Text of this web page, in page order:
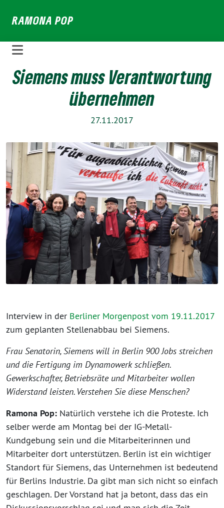
zumRAMONA POP
Siemens muss Verantwortung
übernehmen
27.11.2017
Interview in der Berliner Morgenpost vom 19.11.2017
zum geplanten Stellenabbau bei Siemens.
Frau Senatorin, Siemens will in Berlin 900 Jobs streichen
und die Fertigung im Dynamowerk schließen.
Gewerkschafter, Betriebsräte und Mitarbeiter wollen
Widerstand leisten. Verstehen Sie diese Menschen?
Ramona Pop: Natürlich verstehe ich die Proteste. Ich
selber werde am Montag bei der IG-Metall-
Kundgebung sein und die Mitarbeiterinnen und
Mitarbeiter dort unterstützen. Berlin ist ein wichtiger
Standort für Siemens, das Unternehmen ist bedeutend
für Berlins Industrie. Da gibt man sich nicht so einfach
geschlagen. Der Vorstand hat ja betont, dass das ein